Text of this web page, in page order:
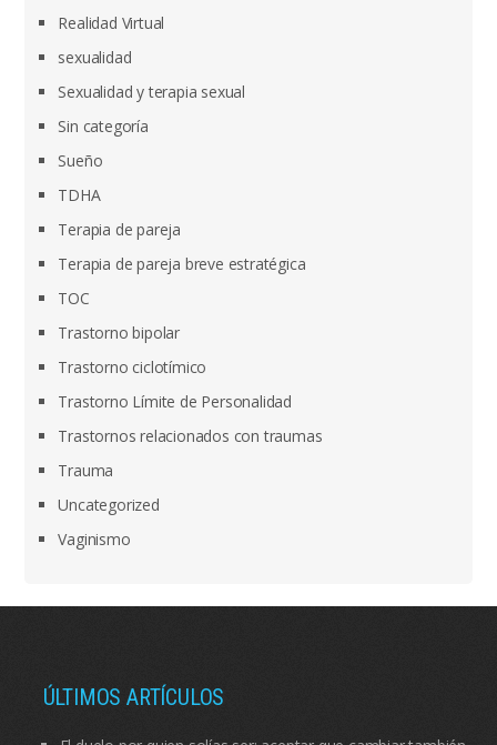
Realidad Virtual
sexualidad
Sexualidad y terapia sexual
Sin categoría
Sueño
TDHA
Terapia de pareja
Terapia de pareja breve estratégica
TOC
Trastorno bipolar
Trastorno ciclotímico
Trastorno Límite de Personalidad
Trastornos relacionados con traumas
Trauma
Uncategorized
Vaginismo
ÚLTIMOS ARTÍCULOS